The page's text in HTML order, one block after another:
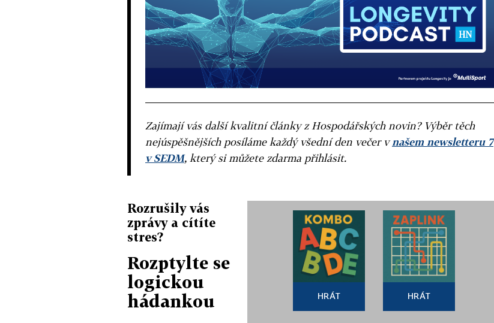
Zajímají vás další kvalitní články z Hospodářských novin? Výběr těch
nejúspěšnějších posíláme každý všední den večer vnašem newsletteru 7
v SEDM, který si můžete zdarma přihlásit.
Rozrušily vás
zprávy a cítíte
stres?
Rozptylte se
logickou
hádankou
HRÁT HRÁT